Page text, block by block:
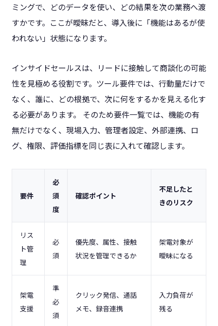
ミングで、どのデータを使い、どの結果を次の業務へ渡
すかです。ここが曖昧だと、導入後に「機能はあるが使
われない」状態になります。
インサイドセールスは、リードに接触して商談化の可能
性を見極める役割です。ツール要件では、行動量だけで
なく、誰に、どの根拠で、次に何をするかを見える化す
る必要があります。 そのため要件一覧では、機能の有
無だけでなく、現場入力、管理者設定、外部連携、ロ
グ、権限、評価指標を同じ表に入れて確認します。
要件
必
須
度
確認ポイント
不足したと
きのリスク
リス
ト管
理
必
須
優先度、属性、接触
状況を管理できるか
架電対象が
曖昧になる
架電
支援
準
必
須
クリック発信、通話
メモ、録音連携
入力負荷が
残る